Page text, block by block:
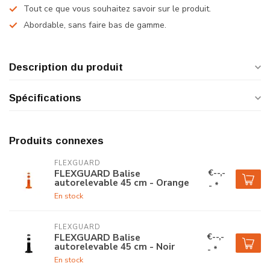
Tout ce que vous souhaitez savoir sur le produit.
Abordable, sans faire bas de gamme.
Description du produit
Spécifications
Produits connexes
FLEXGUARD
FLEXGUARD Balise
autorelevable 45 cm - Orange
En stock
€--,-
- *
FLEXGUARD
FLEXGUARD Balise
autorelevable 45 cm - Noir
En stock
€--,-
- *